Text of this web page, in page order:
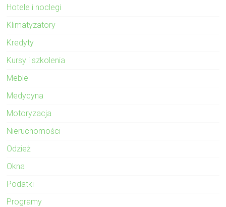
Hotele i noclegi
Klimatyzatory
Kredyty
Kursy i szkolenia
Meble
Medycyna
Motoryzacja
Nieruchomości
Odzież
Okna
Podatki
Programy